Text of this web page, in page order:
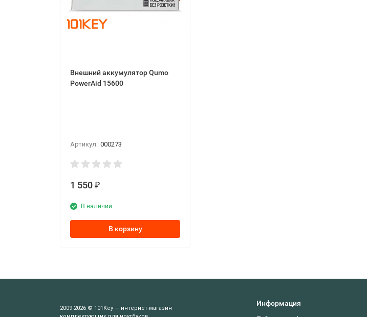
Внешний аккумулятор Qumo
PowerAid 15600
Артикул: 000273
1 550 ₽
В наличии
В корзину
2009-2026 © 101Key — интернет-магазин
Информация